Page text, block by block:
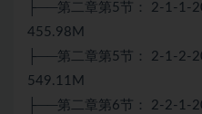
├──第二章第5节： 2-1-1-
455.98M
├──第二章第5节： 2-1-2-
549.11M
├──第二章第6节： 2-2-1-